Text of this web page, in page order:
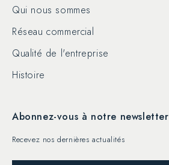
Abonnez-vous à notre newsletter
Recevez nos dernières actualités
Qui nous sommes
Réseau commercial
Qualité de l'entreprise
Histoire